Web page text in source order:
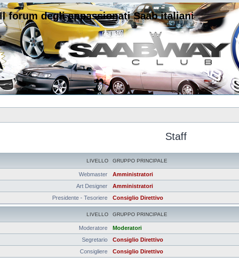
forum degli appassionati Saab italiani
Staff
LIVELLO GRUPPO PRINCIPALE
Webmaster Amministratori
Art Designer
Amministratori
Presidente - Tesoriere
Consiglio Direttivo
LIVELLO GRUPPO PRINCIPALE
Moderatore Moderatori
Segretario
Consiglio Direttivo
Consigliere
Consiglio Direttivo